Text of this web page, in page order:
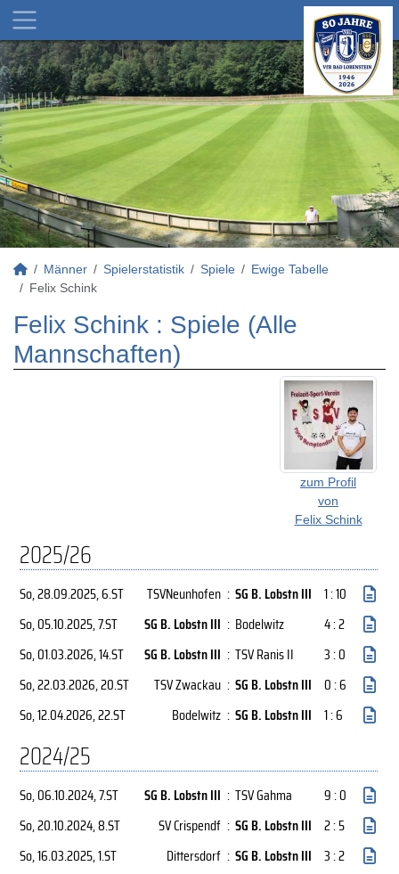
Männer Spielerstatistik Spiele
Ewige Tabelle
Felix Schink
Felix Schink : Spiele (Alle
Mannschaften)
zum Profil
von
Felix Schink
2025/26
So, 28.09.2025, 6.ST TSVNeunhofen : SG B. Lobstn III 1 : 10
So, 05.10.2025, 7.ST SG B. Lobstn III : Bodelwitz
4 : 2
So, 01.03.2026, 14.ST SG B. Lobstn III : TSV Ranis II
3 : 0
So, 22.03.2026, 20.ST TSV Zwackau : SG B. Lobstn III 0 : 6
So, 12.04.2026, 22.ST Bodelwitz : SG B. Lobstn III 1 : 6
2024/25
So, 06.10.2024, 7.ST SG B. Lobstn III : TSV Gahma
9 : 0
So, 20.10.2024, 8.ST SV Crispendf : SG B. Lobstn III 2 : 5
So, 16.03.2025, 1.ST Dittersdorf : SG B. Lobstn III 3 : 2